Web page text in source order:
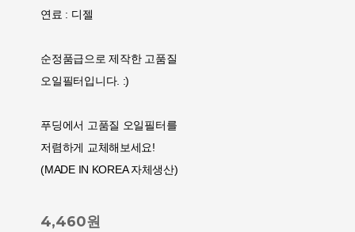
연료 : 디젤
순정품급으로 제작한 고품질
오일필터입니다. :)
푸딩에서 고품질 오일필터를
저렴하게 교체해보세요!
(MADE IN KOREA 자체생산)
4,460원